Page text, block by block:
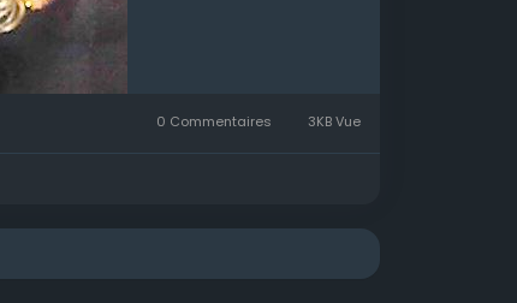
0 Commentaires 3KB Vue